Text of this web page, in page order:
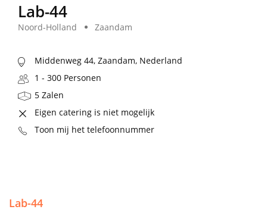
Lab-44
Noord-Holland Zaandam
Middenweg 44, Zaandam, Nederland
1 - 300 Personen
5 Zalen
Eigen catering is niet mogelijk
Toon mij het telefoonnummer
Lab-44